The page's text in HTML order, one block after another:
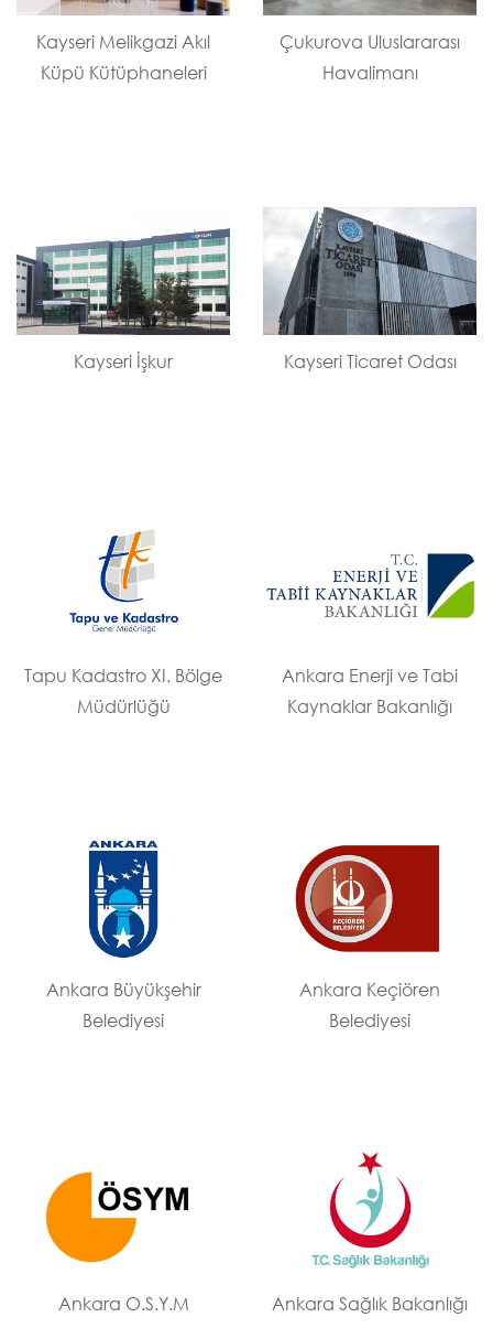
Kayseri Melikgazi Akıl
Küpü Kütüphaneleri
Çukurova Uluslararası
Havalimanı
Kayseri İşkur Kayseri Ticaret Odası
Tapu Kadastro XI. Bölge
Müdürlüğü
Ankara Enerji ve Tabi
Kaynaklar Bakanlığı
Ankara Büyükşehir
Belediyesi
Ankara Keçiören
Belediyesi
Ankara O.S.Y.M Ankara Sağlık Bakanlığı